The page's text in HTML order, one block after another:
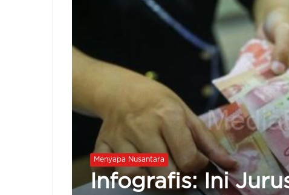
Menyapa Nusantara
Infografis: Ini